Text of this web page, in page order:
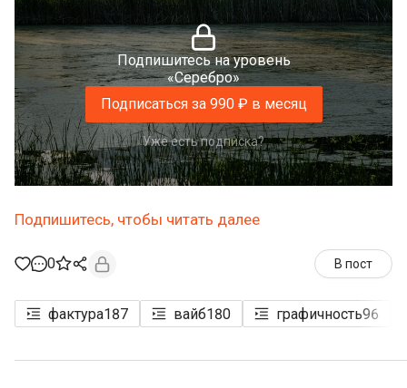
Подпишитесь на уровень
«Серебро»
Подписаться за 990 ₽ в месяц
Уже есть подписка?
Подпишитесь, чтобы читать далее
0 В пост
фактура187 вайб180 графичность96